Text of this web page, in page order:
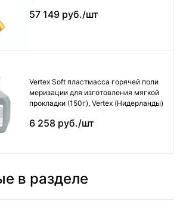
57 149 руб./шт
Vertex Soft пластмасса горячей поли
меризации для изготовления мягкой
прокладки (150г), Vertex (Нидерланды)
6 258 руб./шт
в разделе